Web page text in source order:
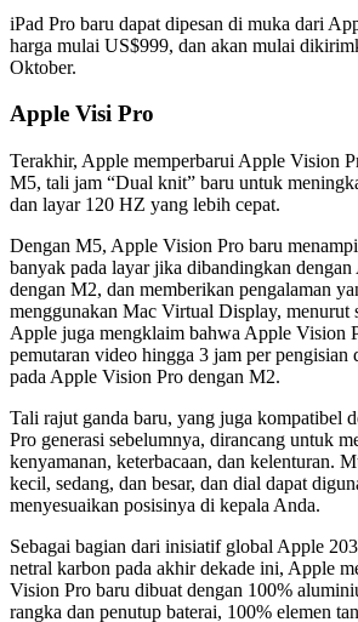
iPad Pro baru dapat dipesan di muka dari
harga mulai US$999, dan akan mulai
Oktober.
Apple Visi Pro
Terakhir, Apple memperbarui Apple Vision
M5, tali jam “Dual knit” baru untuk
dan layar 120 HZ yang lebih cepat.
Dengan M5, Apple Vision Pro baru
banyak pada layar jika dibandingkan
dengan M2, dan memberikan pengalaman
menggunakan Mac Virtual Display, menurut
Apple juga mengklaim bahwa Apple Vision
pemutaran video hingga 3 jam per pengisian
pada Apple Vision Pro dengan M2.
Tali rajut ganda baru, yang juga kompatibel
Pro generasi sebelumnya, dirancang untuk
kenyamanan, keterbacaan, dan kelenturan.
kecil, sedang, dan besar, dan dial dapat
menyesuaikan posisinya di kepala Anda.
Sebagai bagian dari inisiatif global Apple
netral karbon pada akhir dekade ini, Apple
Vision Pro baru dibuat dengan 100%
rangka dan penutup baterai, 100% elemen